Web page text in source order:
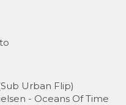
Urban Flip)
- Oceans Of Time